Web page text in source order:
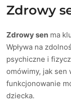
Zdrowy
Zdrowy sen ma
Wpływa na
psychiczne i
omówimy, jak sen
funkcjonowanie
dziecka.